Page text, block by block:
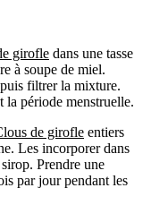
girofle dans une tasse
à soupe de miel.
filtrer la mixture.
la période menstruelle.
de girofle entiers
Les incorporer dans
Prendre une
par jour pendant les